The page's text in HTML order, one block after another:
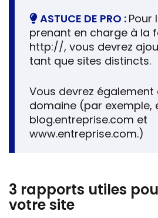
ASTUCE DE PRO : Pour
prenant en charge à la
http://, vous devrez
tant que sites distincts.
Vous devrez
domaine (par exemple,
blog.entreprise.com et
www.entreprise.com.)
3 rapports utiles
votre site